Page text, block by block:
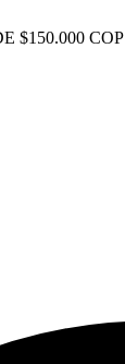
$150.000 COP